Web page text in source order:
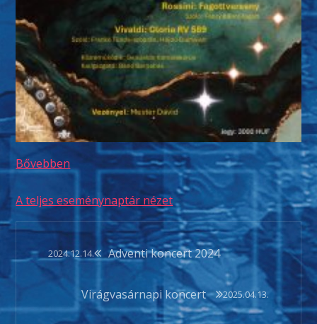
Bővebben
A teljes eseménynaptár nézet
Bejegyzés
navigáció
Adventi koncert 2024
2024.12.14.
Virágvasárnapi koncert 2025.04.13.